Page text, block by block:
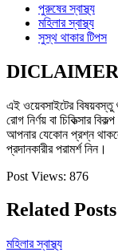
পুরুষের স্বাস্থ্য
মহিলার স্বাস্থ্য
সুস্থ থাকার টিপস
DICLAIMER
এই ওয়েবসাইটের বিষয়বস্তু
রোগ নির্ণয় বা চিকিত্সার
আপনার যেকোন প্রশ্ন
প্রদানকারীর পরামর্শ নিন।
Post Views: 876
Related Posts
মহিলার স্বাস্থ্য